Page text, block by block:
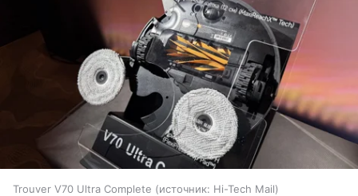
Trouver V70 Ultra Complete источник: Hi-Tech Mail